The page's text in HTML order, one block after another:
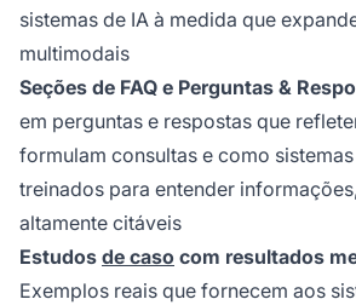
sistemas de IA à medida que
multimodais
Seções de FAQ e Perguntas &
em perguntas e respostas que
formulam consultas e como
treinados para entender
altamente citáveis
Estudos de caso com resultados
Exemplos reais que fornecem aos